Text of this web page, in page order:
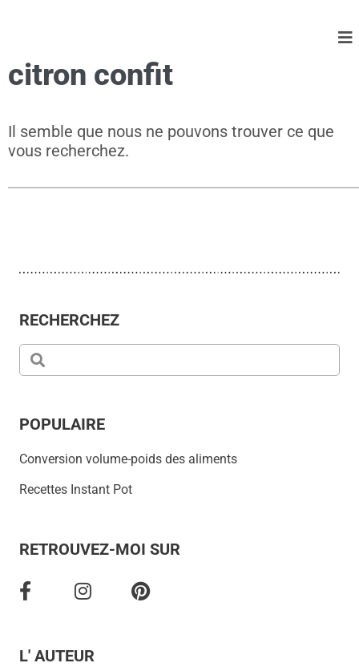
citron confit
Il semble que nous ne pouvons trouver ce que
vous recherchez.
RECHERCHEZ
POPULAIRE
Conversion volume-poids des aliments
Recettes Instant Pot
RETROUVEZ-MOI SUR
L' AUTEUR